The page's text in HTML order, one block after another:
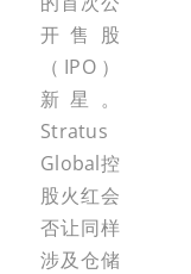
开售股
（IPO）
新星。
Stratus
Global控
股火红会
否让同样
涉及仓储